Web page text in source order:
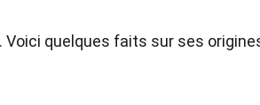
quelques faits sur ses